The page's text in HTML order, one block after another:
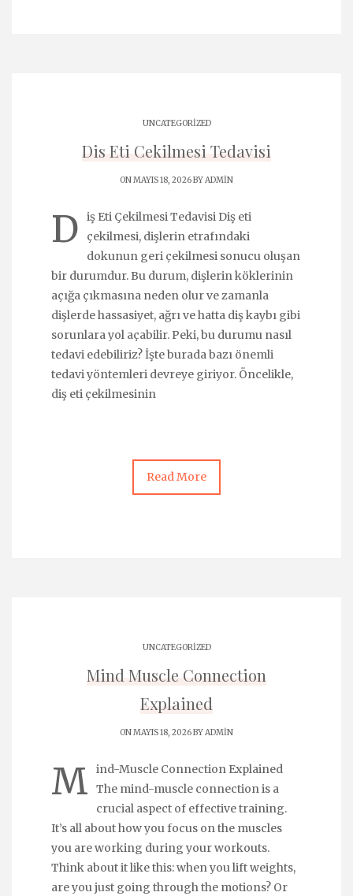
UNCATEGORIZED
Dis Eti Cekilmesi Tedavisi
ON MAYIS 18, 2026 BYADMIN
D
iş Eti Çekilmesi Tedavisi Diş eti
çekilmesi, dişlerin etrafındaki
dokunun geri çekilmesi sonucu oluşan
bir durumdur. Bu durum, dişlerin köklerinin
açığa çıkmasına neden olur ve zamanla
dişlerde hassasiyet, ağrı ve hatta diş kaybı gibi
sorunlara yol açabilir. Peki, bu durumu nasıl
tedavi edebiliriz? İşte burada bazı önemli
tedavi yöntemleri devreye giriyor. Öncelikle,
diş eti çekilmesinin
Read More
UNCATEGORIZED
Mind Muscle Connection
Explained
ON MAYIS 18, 2026 BYADMIN
M
ind-Muscle Connection Explained
The mind-muscle connection is a
crucial aspect of effective training.
It’s all about how you focus on the muscles
you are working during your workouts.
Think about it like this: when you lift weights,
are you just going through the motions? Or